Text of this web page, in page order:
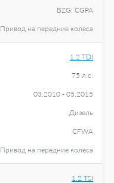
BZG; CGPA
Привод на передние колеса
1.2 TDI
75 л.с.
03.2010 - 05.2015
Дизель
CFWA
Привод на передние колеса
1.2 TSI